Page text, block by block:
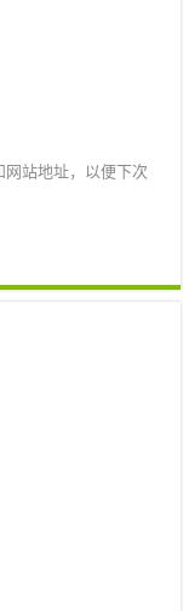
站地址，以便下次